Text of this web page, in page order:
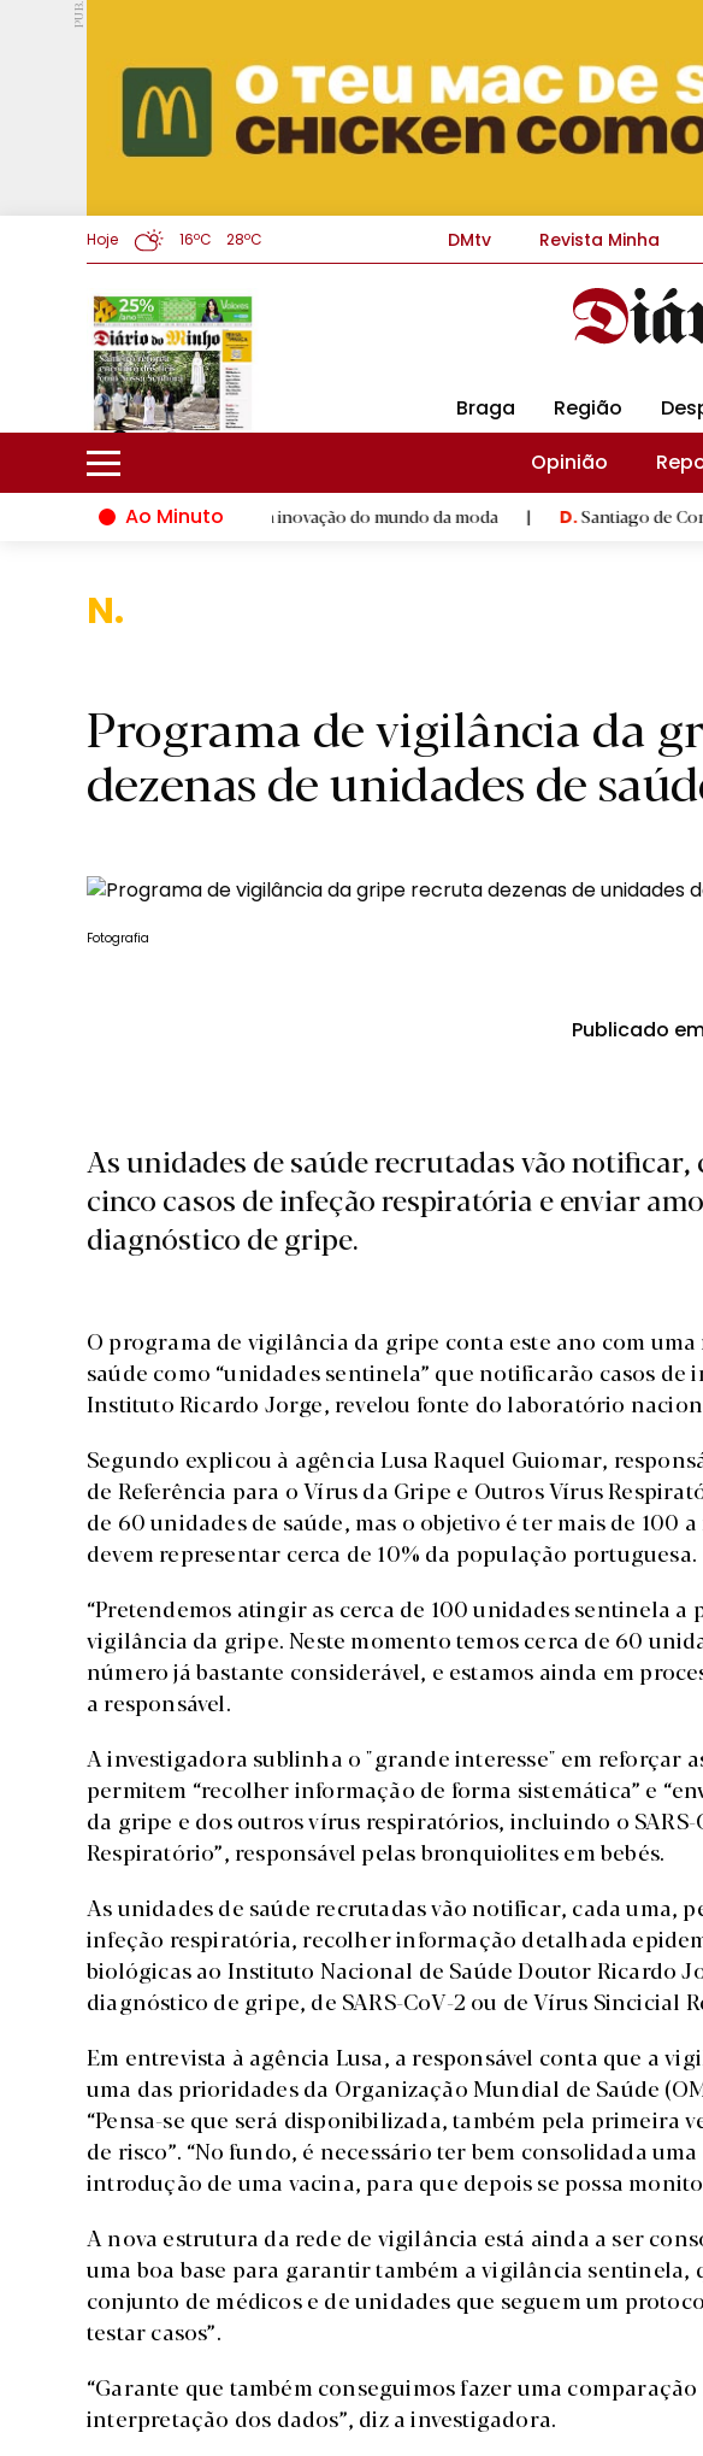
PUB.
Hoje 16ºC 28ºC DMtv Revista Minha
Braga Região
Opinião
Ao Minuto
dá palco ao talento e à inovação do mundo da moda | D.Santiago de Compostela
Nacio
Programa de vigilância da
dezenas de unidades de
Fotografia
Publicado
As unidades de saúde recrutadas vão notificar,
cinco casos de infeção respiratória e enviar
diagnóstico de gripe.
O programa de vigilância da gripe conta este ano com uma
saúde como “unidades sentinela” que notificarão casos de
Instituto Ricardo Jorge, revelou fonte do laboratório
Segundo explicou à agência Lusa Raquel Guiomar,
de Referência para o Vírus da Gripe e Outros Vírus
de 60 unidades de saúde, mas o objetivo é ter mais de 100
devem representar cerca de 10% da população portuguesa.
“Pretendemos atingir as cerca de 100 unidades sentinela
vigilância da gripe. Neste momento temos cerca de 60
número já bastante considerável, e estamos ainda em
a responsável.
A investigadora sublinha o "grande interesse" em reforçar
permitem “recolher informação de forma sistemática” e
da gripe e dos outros vírus respiratórios, incluindo o SARS-
Respiratório”, responsável pelas bronquiolites em bebés.
As unidades de saúde recrutadas vão notificar, cada uma,
infeção respiratória, recolher informação detalhada
biológicas ao Instituto Nacional de Saúde Doutor Ricardo
diagnóstico de gripe, de SARS-CoV-2 ou de Vírus Sincicial
Em entrevista à agência Lusa, a responsável conta que a
uma das prioridades da Organização Mundial de Saúde
“Pensa-se que será disponibilizada, também pela primeira
de risco”. “No fundo, é necessário ter bem consolidada
introdução de uma vacina, para que depois se possa
A nova estrutura da rede de vigilância está ainda a ser
uma boa base para garantir também a vigilância sentinela,
conjunto de médicos e de unidades que seguem um
testar casos”.
“Garante que também conseguimos fazer uma
interpretação dos dados”, diz a investigadora.